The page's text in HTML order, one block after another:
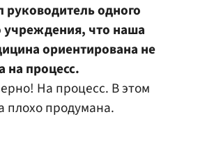
одного
учреждения, что наша
ориентирована не
на процесс.
На процесс. В этом
плохо продумана.